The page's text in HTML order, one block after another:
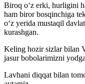
Biroq oʻz erki, hurligini
ham biror bosqinchiga
oʻz yerida mustaqil
kurashgan.
Keling hozir sizlar bilan
jasur bobolarimizni
Lavhani diqqat bilan